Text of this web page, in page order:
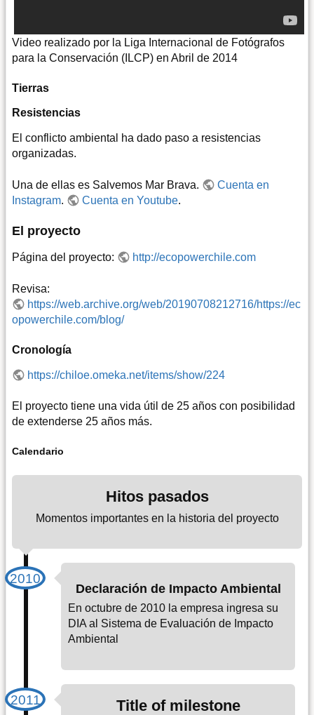
Video realizado por la Liga Internacional de Fotógrafos
para la Conservación (ILCP) en Abril de 2014
Tierras
Resistencias
El conflicto ambiental ha dado paso a resistencias
organizadas.
Una de ellas es Salvemos Mar Brava.
Cuenta en
Instagram. Cuenta en Youtube.
El proyecto
Página del proyecto: http://ecopowerchile.com
Revisa:
https://web.archive.org/web/20190708212716/https://ec
opowerchile.com/blog/
Cronología
https://chiloe.omeka.net/items/show/224
El proyecto tiene una vida útil de 25 años con posibilidad
de extenderse 25 años más.
Calendario
Hitos pasados
Momentos importantes en la historia del proyecto
Declaración de Impacto Ambiental
En octubre de 2010 la empresa ingresa su
DIA al Sistema de Evaluación de Impacto
Ambiental
Title of milestone